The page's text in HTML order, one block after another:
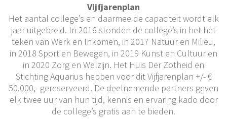
Vijfjarenplan
Het aantal college’s en daarmee de capaciteit wordt elk
jaar uitgebreid. In 2016 stonden de college’s in het het
teken van Werk en Inkomen, in 2017 Natuur en Milieu,
in 2018 Sport en Bewegen, in 2019 Kunst en Cultuur en
in 2020 Zorg en Welzijn. Het Huis Der Zotheid en
Stichting Aquarius hebben voor dit Vijfjarenplan +/- €
50.000,- gereserveerd. De deelnemende partners geven
elk twee uur van hun tijd, kennis en ervaring kado door
de college’s gratis aan te bieden.